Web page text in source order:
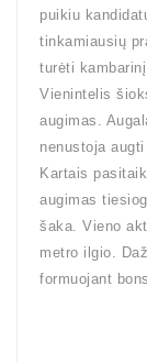
puikiu
tinkamiausių
turėti
Vienintelis
augimas.
nenustoja
Kartais
augimas
šaka. Vieno
metro ilgio.
formuojant